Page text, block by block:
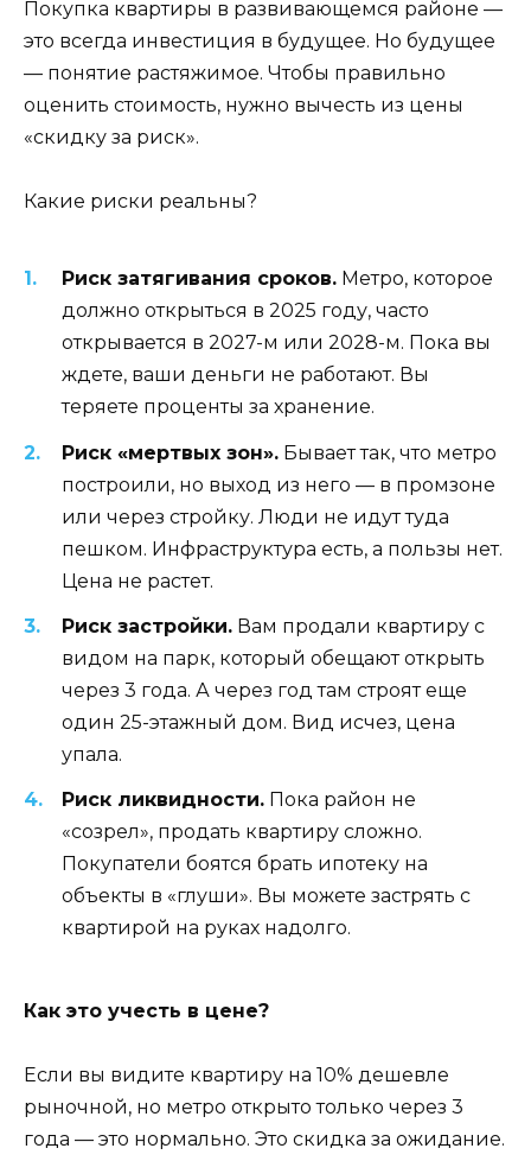
Покупка квартиры в развивающемся районе —
это всегда инвестиция в будущее. Но будущее
— понятие растяжимое. Чтобы правильно
оценить стоимость, нужно вычесть из цены
«скидку за риск».
Какие риски реальны?
Риск затягивания сроков. Метро, которое
должно открыться в 2025 году, часто
открывается в 2027-м или 2028-м. Пока вы
ждете, ваши деньги не работают. Вы
теряете проценты за хранение.
Риск «мертвых зон». Бывает так, что метро
построили, но выход из него — в промзоне
или через стройку. Люди не идут туда
пешком. Инфраструктура есть, а пользы нет.
Цена не растет.
Риск застройки. Вам продали квартиру с
видом на парк, который обещают открыть
через 3 года. А через год там строят еще
один 25-этажный дом. Вид исчез, цена
упала.
Риск ликвидности. Пока район не
«созрел», продать квартиру сложно.
Покупатели боятся брать ипотеку на
объекты в «глуши». Вы можете застрять с
квартирой на руках надолго.
Как это учесть в цене?
Если вы видите квартиру на 10% дешевле
рыночной, но метро открыто только через 3
года — это нормально. Это скидка за ожидание.